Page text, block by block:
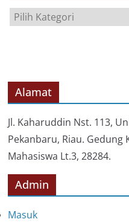
P
a
r
i
Alamat
Jl. Kaharuddin Nst. 113,
Pekanbaru, Riau.
Mahasiswa Lt.3, 28284.
Admin
Masuk